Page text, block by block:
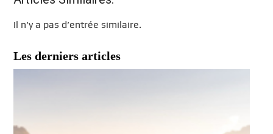
Il n’y a pas d’entrée similaire.
Les derniers articles